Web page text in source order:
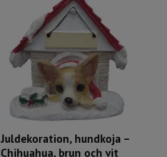
Juldekoration, hundkoja –
Chihuahua, brun och vit